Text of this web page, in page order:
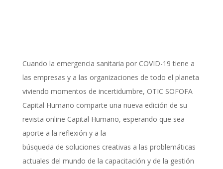
Cuando la emergencia sanitaria por COVID-19 tiene a
las empresas y a las organizaciones de todo el planeta
viviendo momentos de incertidumbre, OTIC SOFOFA
Capital Humano comparte una nueva edición de su
revista online Capital Humano, esperando que sea
aporte a la reflexión y a la
búsqueda de soluciones creativas a las problemáticas
actuales del mundo de la capacitación y de la gestión